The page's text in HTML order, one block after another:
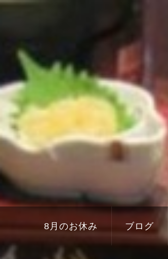
8月のお休み ブログ